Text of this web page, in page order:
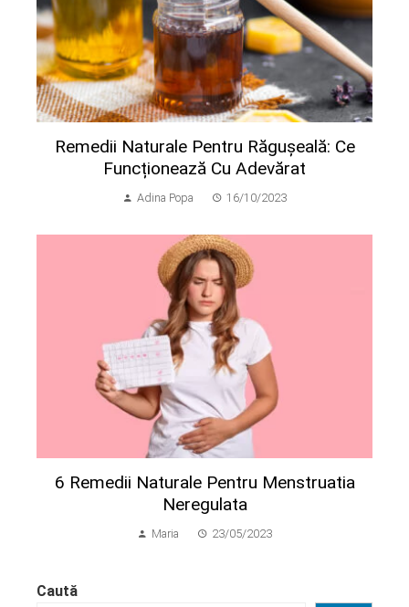
Remedii Naturale Pentru Răgușeală: Ce
Funcționează Cu Adevărat
Adina Popa 16/10/2023
6 Remedii Naturale Pentru Menstruatia
Neregulata
Maria 23/05/2023
Caută